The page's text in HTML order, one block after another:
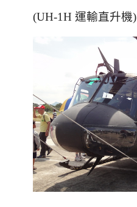
(UH-1H 運輸直升機)